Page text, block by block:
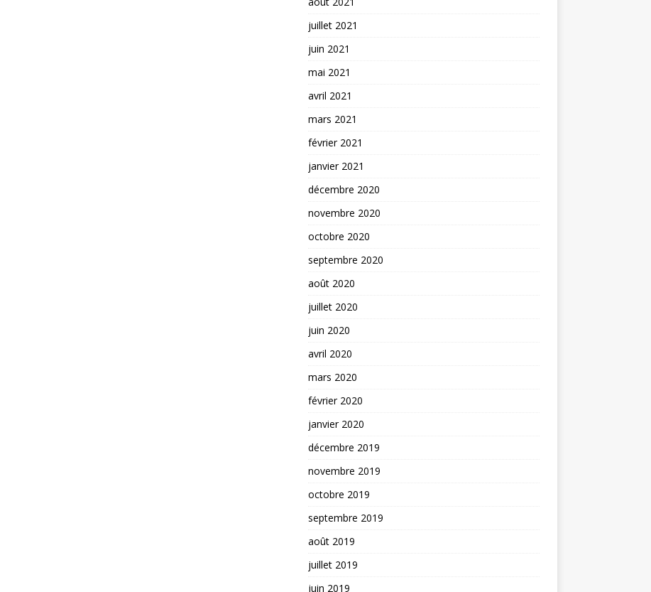
juillet 2021
juin 2021
mai 2021
avril 2021
mars 2021
février 2021
janvier 2021
décembre 2020
novembre 2020
octobre 2020
septembre 2020
août 2020
juillet 2020
juin 2020
avril 2020
mars 2020
février 2020
janvier 2020
décembre 2019
novembre 2019
octobre 2019
septembre 2019
août 2019
juillet 2019
juin 2019